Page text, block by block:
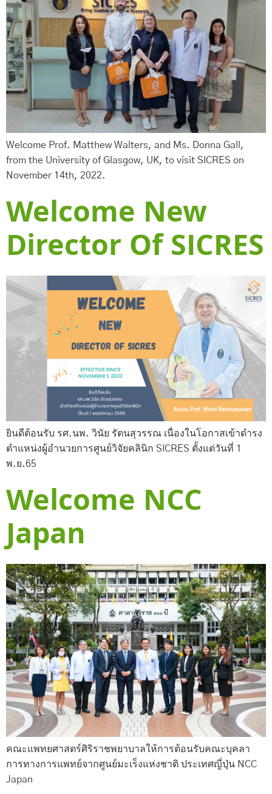
Welcome Prof. Matthew Walters, and Ms. Donna Gall,
from the University of Glasgow, UK, to visit SICRES on
November 14th, 2022.
Welcome New
Director Of SICRES
ยินดีต้อนรับ รศ.นพ. วินัย รัตนสุวรรณ เนื่องในโอกาสเข้าดำรง
ตำแหน่งผู้อำนวยการศูนย์วิจัยคลินิก SICRES ตั้งแต่วันที่ 1
พ.ย.65
Welcome NCC
Japan
คณะแพทยศาสตร์ศิริราชพยาบาลให้การต้อนรับคณะบุคลา
การทางการแพทย์จากศูนย์มะเร็งแห่งชาติ ประเทศญี่ปุ่น NCC
Japan